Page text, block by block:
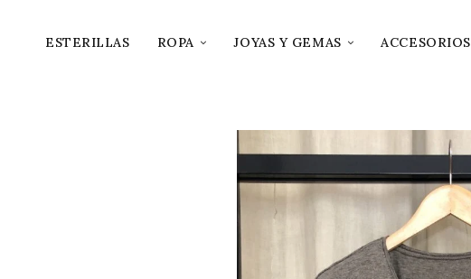
ESTERILLAS ROPA JOYAS Y GEMAS ACCESORIOS